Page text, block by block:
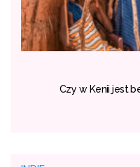
Czy w Kenii jest